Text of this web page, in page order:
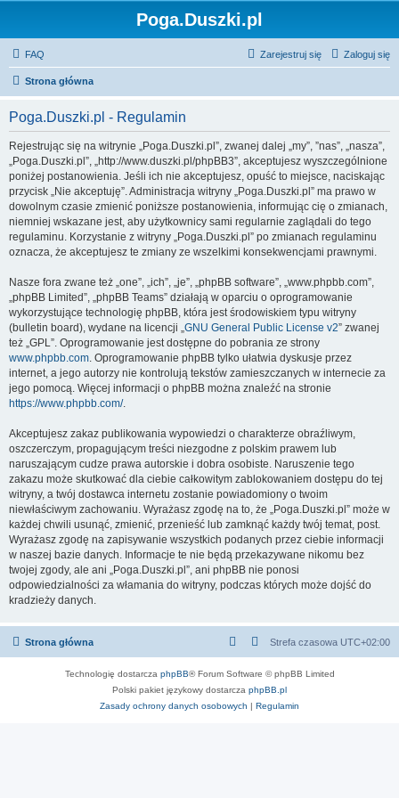
Poga.Duszki.pl
FAQ Zaloguj się
Zarejestruj się
Strona główna
Poga.Duszki.pl - Regulamin
Rejestrując się na witrynie „Poga.Duszki.pl”, zwanej dalej „my”, ”nas”, „nasza”,
„Poga.Duszki.pl”, „http://www.duszki.pl/phpBB3”, akceptujesz wyszczególnione
poniżej postanowienia. Jeśli ich nie akceptujesz, opuść to miejsce, naciskając
przycisk „Nie akceptuję”. Administracja witryny „Poga.Duszki.pl” ma prawo w
dowolnym czasie zmienić poniższe postanowienia, informując cię o zmianach,
niemniej wskazane jest, aby użytkownicy sami regularnie zaglądali do tego
regulaminu. Korzystanie z witryny „Poga.Duszki.pl” po zmianach regulaminu
oznacza, że akceptujesz te zmiany ze wszelkimi konsekwencjami prawnymi.
Nasze fora zwane też „one”, „ich”, „je”, „phpBB software”, „www.phpbb.com”,
„phpBB Limited”, „phpBB Teams” działają w oparciu o oprogramowanie
wykorzystujące technologię phpBB, która jest środowiskiem typu witryny
(bulletin board), wydane na licencji „GNU General Public License v2” zwanej
też „GPL”. Oprogramowanie jest dostępne do pobrania ze strony
www.phpbb.com. Oprogramowanie phpBB tylko ułatwia dyskusje przez
internet, a jego autorzy nie kontrolują tekstów zamieszczanych w internecie za
jego pomocą. Więcej informacji o phpBB można znaleźć na stronie
https://www.phpbb.com/.
Akceptujesz zakaz publikowania wypowiedzi o charakterze obraźliwym,
oszczerczym, propagującym treści niezgodne z polskim prawem lub
naruszającym cudze prawa autorskie i dobra osobiste. Naruszenie tego
zakazu może skutkować dla ciebie całkowitym zablokowaniem dostępu do tej
witryny, a twój dostawca internetu zostanie powiadomiony o twoim
niewłaściwym zachowaniu. Wyrażasz zgodę na to, że „Poga.Duszki.pl” może w
każdej chwili usunąć, zmienić, przenieść lub zamknąć każdy twój temat, post.
Wyrażasz zgodę na zapisywanie wszystkich podanych przez ciebie informacji
w naszej bazie danych. Informacje te nie będą przekazywane nikomu bez
twojej zgody, ale ani „Poga.Duszki.pl”, ani phpBB nie ponosi
odpowiedzialności za włamania do witryny, podczas których może dojść do
kradzieży danych.
Strona główna Strefa czasowa UTC+02:00
Technologię dostarcza phpBB® Forum Software © phpBB Limited
Polski pakiet językowy dostarcza phpBB.pl
Zasady ochrony danych osobowych | Regulamin